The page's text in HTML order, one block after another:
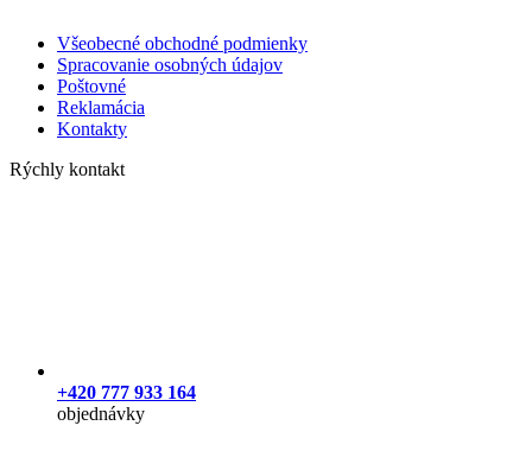
Všeobecné obchodné podmienky
Spracovanie osobných údajov
Poštovné
Reklamácia
Kontakty
Rýchly kontakt
+420 777 933 164
objednávky